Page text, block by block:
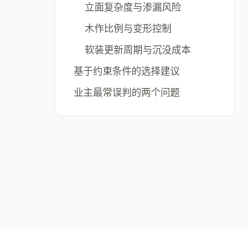
立面复杂度与渗漏风险
木作比例与变形控制
软装更新周期与沉没成本
基于约束条件的选择建议
业主最常误判的两个问题
提交即视为您同意我们与您联系，信息仅用于设计咨询服务